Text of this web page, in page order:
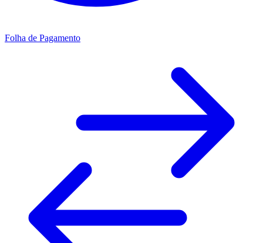
Folha de Pagamento